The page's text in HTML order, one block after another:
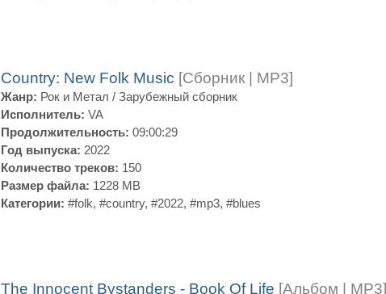
Country: New Folk Music [Сборник | MP3]
Жанр: Рок и Метал / Зарубежный сборник
Исполнитель: VA
Продолжительность: 09:00:29
Год выпуска: 2022
Количество треков: 150
Размер файла: 1228 MB
Категории: #folk, #country, #2022, #mp3, #blues
The Innocent Bystanders - Book Of Life [Альбом | MP3]